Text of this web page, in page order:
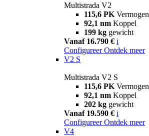
Multistrada V2
115,6 PK Vermogen
92,1 nm Koppel
199 kg gewicht
Vanaf 16.790 € i
Configureer Ontdek meer
V2 S
Multistrada V2 S
115,6 PK Vermogen
92,1 nm Koppel
202 kg gewicht
Vanaf 19.590 € i
Configureer Ontdek meer
V4